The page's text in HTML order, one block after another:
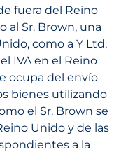
fuera del Reino
al Sr. Brown, una
como a Y Ltd,
IVA en el Reino
ocupa del envío
bienes utilizando
el Sr. Brown se
Unido y de las
a la